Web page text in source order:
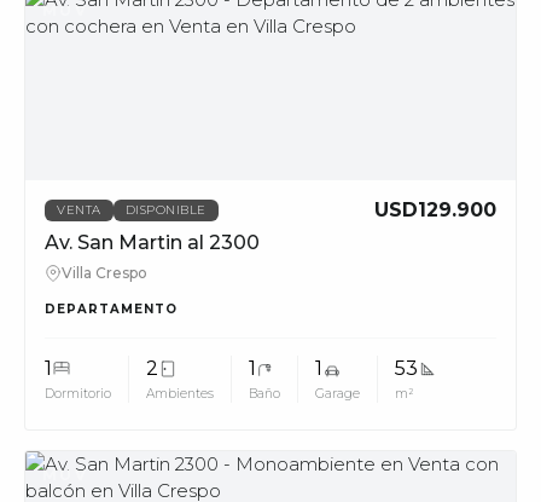
MUV
VENTA DISPONIBLE
USD129.900
Av. San Martin al 2300
Villa Crespo
DEPARTAMENTO
1
Dormitorio
2
Ambientes
1
Baño
1
Garage
53
m²
MUV